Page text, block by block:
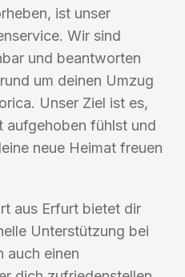
ist unser
Wir sind
und beantworten
um deinen Umzug
Unser Ziel ist es,
aufgehoben fühlst und
neue Heimat freuen
aus Erfurt bietet dir
Unterstützung bei
auch einen